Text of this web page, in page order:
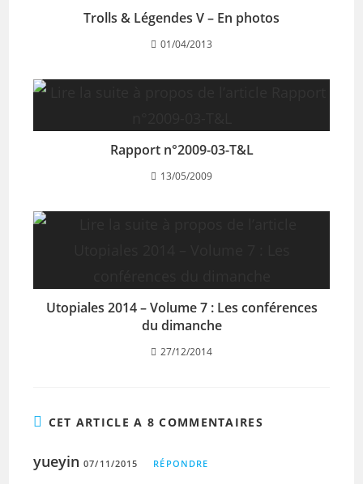
Trolls & Légendes V – En photos
01/04/2013
Rapport n°2009-03-T&L
13/05/2009
Utopiales 2014 – Volume 7 : Les conférences
du dimanche
27/12/2014
CET ARTICLE A 8 COMMENTAIRES
yueyin 07/11/2015 RÉPONDRE